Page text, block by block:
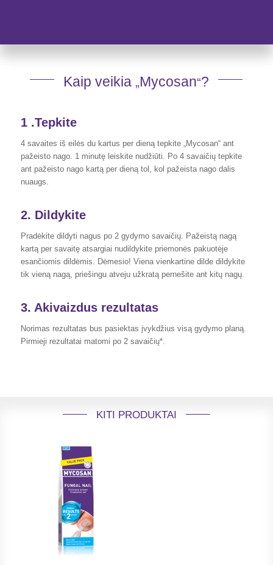
Kaip veikia „Mycosan“?
1 .Tepkite
4 savaites iš eilės du kartus per dieną tepkite „Mycosan“ ant
pažeisto nago. 1 minutę leiskite nudžiūti. Po 4 savaičių tepkite
ant pažeisto nago kartą per dieną tol, kol pažeista nago dalis
nuaugs.
2. Dildykite
Pradėkite dildyti nagus po 2 gydymo savaičių. Pažeistą nagą
kartą per savaitę atsargiai nudildykite priemonės pakuotėje
esančiomis dildėmis. Dėmesio! Viena vienkartine dilde dildykite
tik vieną nagą, priešingu atveju užkratą pernešite ant kitų nagų.
3. Akivaizdus rezultatas
Norimas rezultatas bus pasiektas įvykdžius visą gydymo planą.
Pirmieji rezultatai matomi po 2 savaičių*.
KITI PRODUKTAI